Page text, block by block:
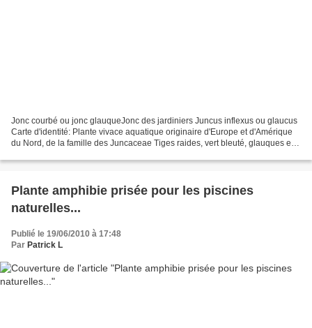
Jonc courbé ou jonc glauqueJonc des jardiniers Juncus inflexus ou glaucus
Carte d'identité: Plante vivace aquatique originaire d'Europe et d'Amérique
du Nord, de la famille des Juncaceae Tiges raides, vert bleuté, glauques et
Plante amphibie prisée pour les piscines
naturelles...
Publié le 19/06/2010 à 17:48
Par Patrick L